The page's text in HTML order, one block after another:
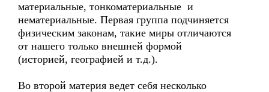
материальные, тонкоматериальные и
нематериальные. Первая группа подчиняется
физическим законам, такие миры отличаются
от нашего только внешней формой
(историей, географией и т.д.).
Во второй материя ведет себя несколько